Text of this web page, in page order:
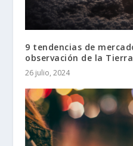
9 tendencias de
observación de la
26 julio, 2024